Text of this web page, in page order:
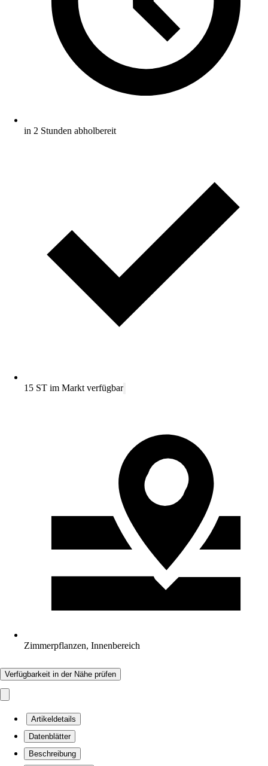
in 2 Stunden abholbereit
15 ST im Markt verfügbar
Zimmerpflanzen, Innenbereich
Verfügbarkeit in der Nähe prüfen
Artikeldetails
Datenblätter
Beschreibung